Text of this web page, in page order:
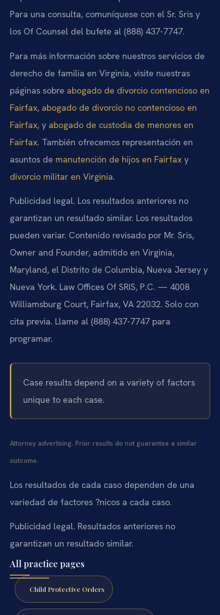
Para una consulta, comuníquese con el Sr. Sris y
los Of Counsel del bufete al (888) 437-7747.
Para más información sobre nuestros servicios de
derecho de familia en Virginia, visite nuestras
páginas sobre abogado de divorcio contencioso en
Fairfax, abogado de divorcio no contencioso en
Fairfax, y abogado de custodia de menores en
Fairfax. También ofrecemos representación en
asuntos de manutención de hijos en Fairfax y
divorcio militar en Virginia.
Publicidad legal. Los resultados anteriores no
garantizan un resultado similar. Los resultados
pueden variar. Contenido revisado por Mr. Sris,
Owner and Founder, admitido en Virginia,
Maryland, el Distrito de Columbia, Nueva Jersey y
Nueva York. Law Offices Of SRIS, P.C. — 4008
Williamsburg Court, Fairfax, VA 22032. Solo con
cita previa. Llame al (888) 437-7747 para
programar.
Case results depend on a variety of factors
unique to each case.
Attorney advertising. Prior results do not guarantee a similar
outcome.
Los resultados de cada caso dependen de una
variedad de factores ?nicos a cada caso.
Publicidad legal. Resultados anteriores no
garantizan un resultado similar.
All practice pages
Child Protective Orders